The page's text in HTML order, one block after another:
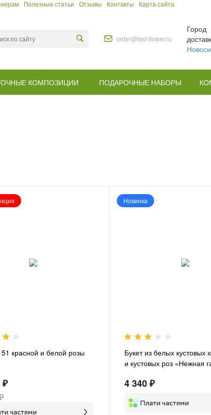
Полезные статьи Отзывы Контакты Карта сайта
order@fast-flower.ru
Город
КОМПОЗИЦИИ ПОДАРОЧНЫЕ НАБОРЫ
51 красной и белой розы
₽
Новинка
Букет из белых кустовых
и кустовых роз «Нежная
4 340 ₽